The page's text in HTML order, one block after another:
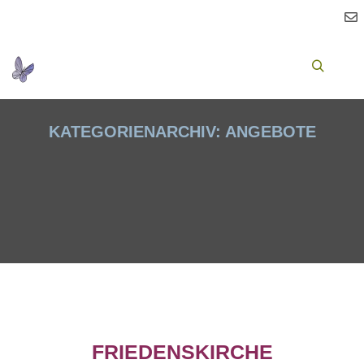
KATEGORIENARCHIV: ANGEBOTE
FRIEDENSKIRCHE